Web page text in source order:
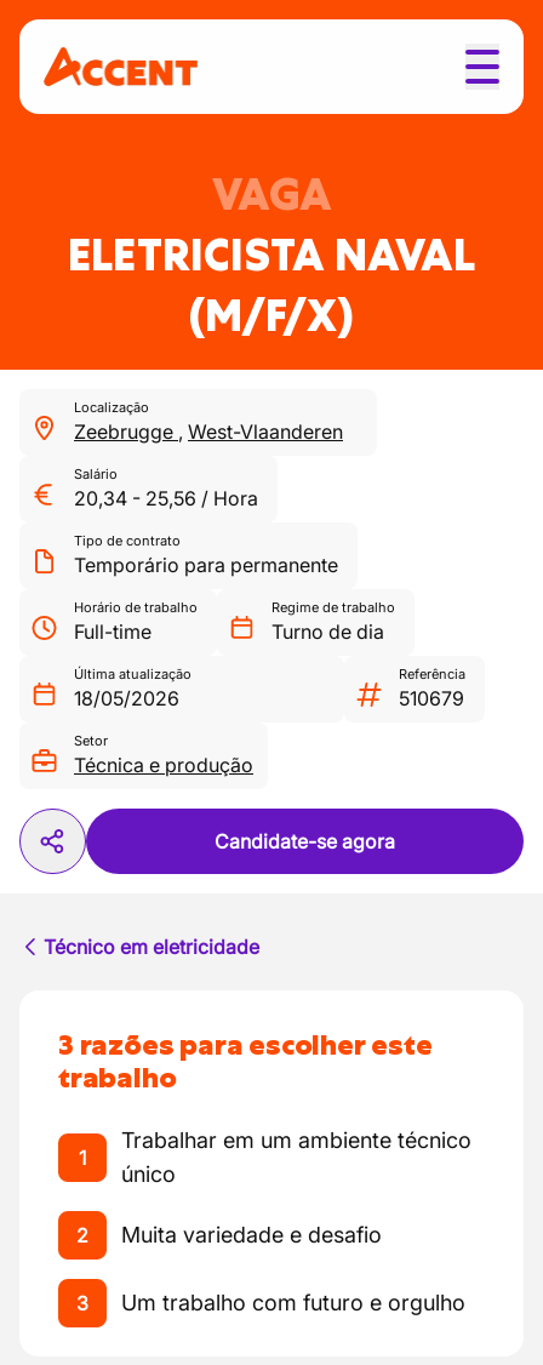
VAGA
ELETRICISTA NAVAL
(M/F/X)
Localização
Zeebrugge , West-Vlaanderen
Salário
20,34 - 25,56 / Hora
Tipo de contrato
Temporário para permanente
Horário de trabalho
Full-time
Regime de trabalho
Turno de dia
Última atualização
18/05/2026
Referência
510679
Setor
Técnica e produção
Candidate-se agora
Técnico em eletricidade
3 razões para escolher este
trabalho
1
Trabalhar em um ambiente técnico
único
2 Muita variedade e desafio
3 Um trabalho com futuro e orgulho